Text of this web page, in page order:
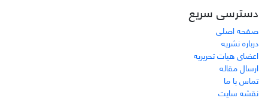
دسترسی سریع
صفحه اصلی
درباره نشریه
اعضای هیات تحریریه
ارسال مقاله
تماس با ما
نقشه سایت